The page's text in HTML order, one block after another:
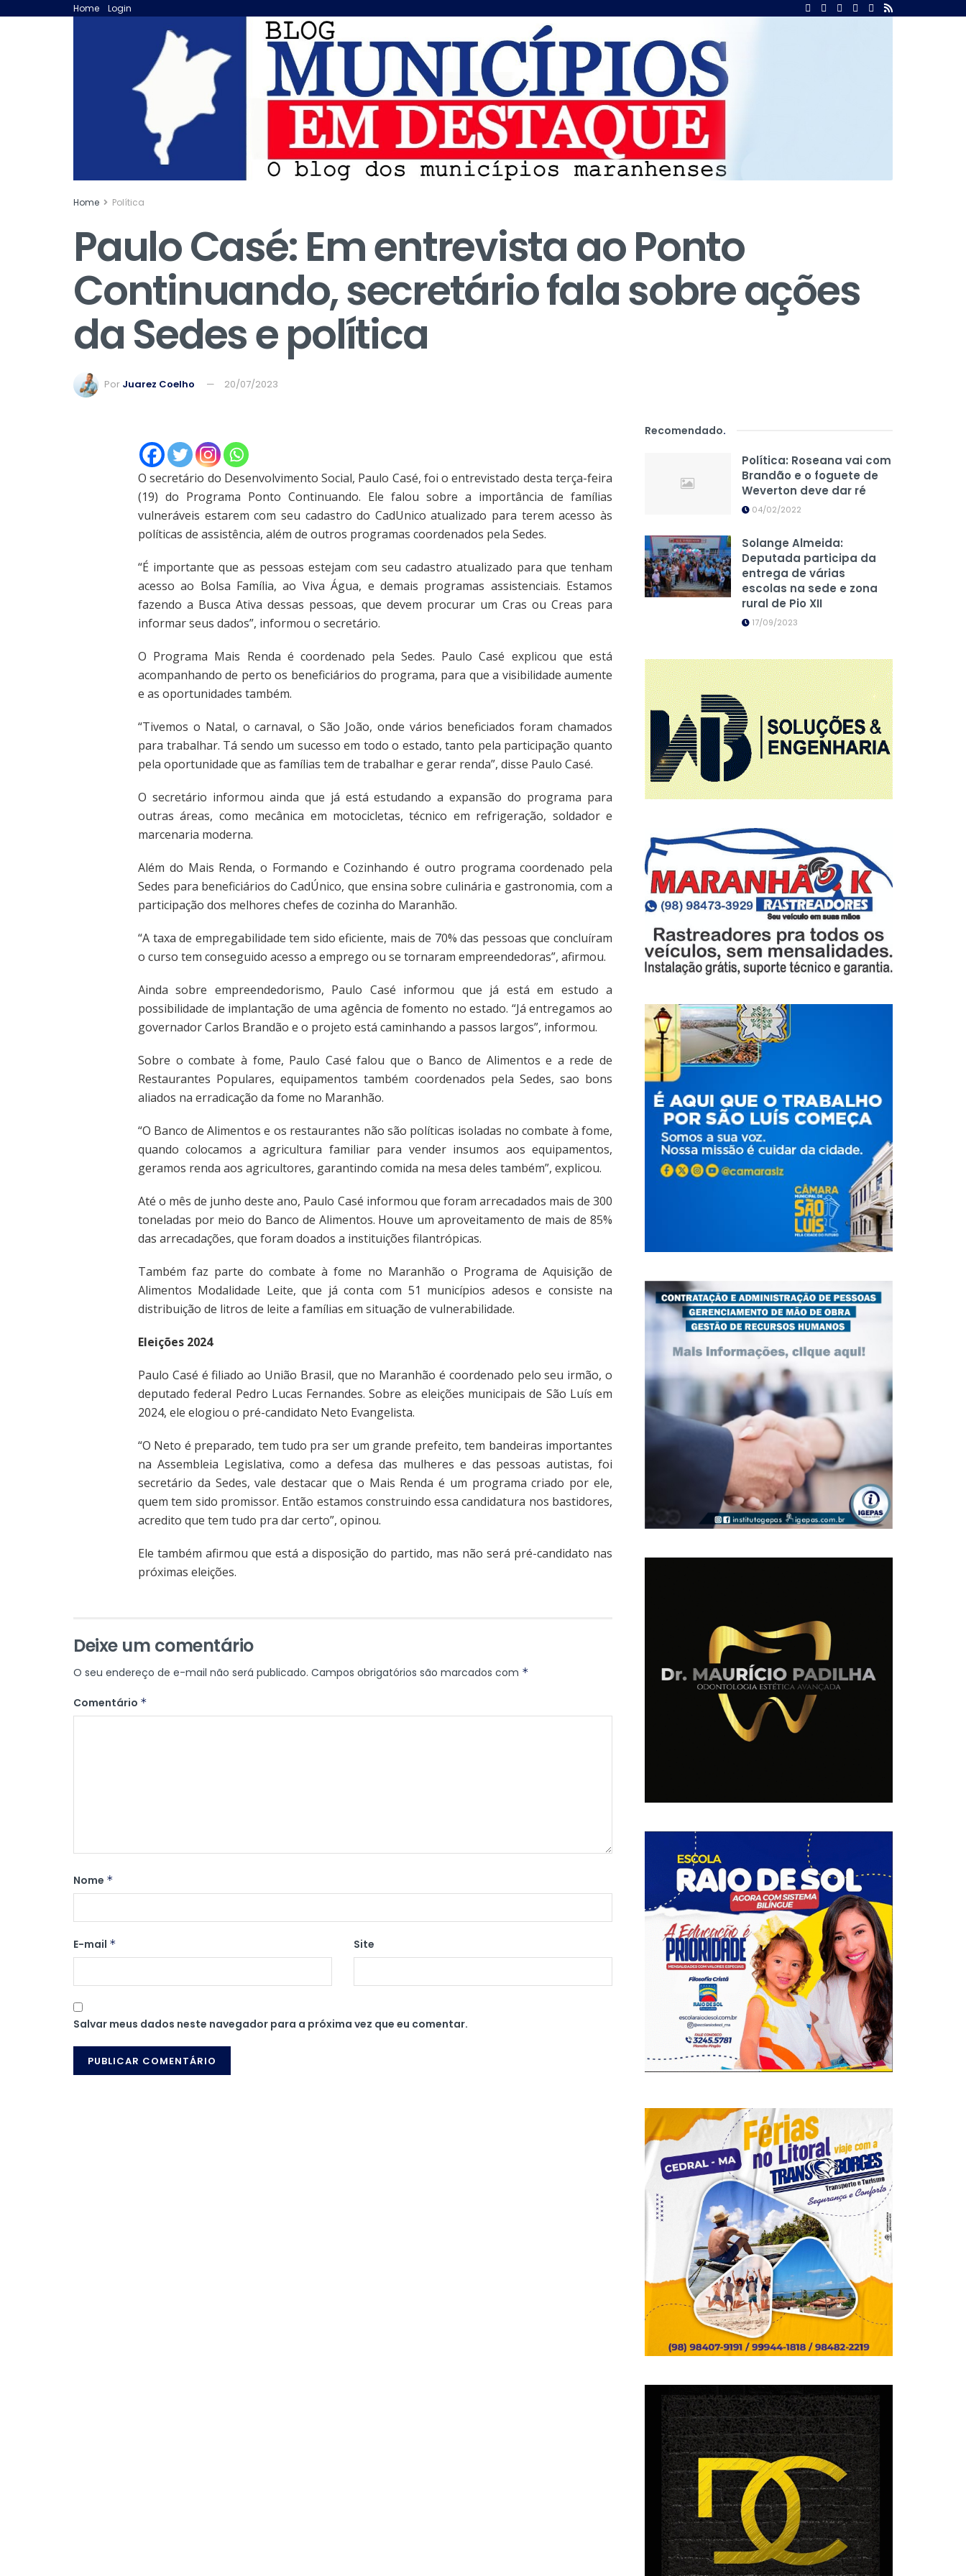
Home Login
Home Política
Paulo Casé: Em entrevista ao Ponto
Continuando, secretário fala sobre ações
da Sedes e política
Por Juarez Coelho 20/07/2023
O secretário do Desenvolvimento Social, Paulo Casé, foi o entrevistado desta terça-feira
(19) do Programa Ponto Continuando. Ele falou sobre a importância de famílias
vulneráveis estarem com seu cadastro do CadUnico atualizado para terem acesso às
políticas de assistência, além de outros programas coordenados pela Sedes.
“É importante que as pessoas estejam com seu cadastro atualizado para que tenham
acesso ao Bolsa Família, ao Viva Água, e demais programas assistenciais. Estamos
fazendo a Busca Ativa dessas pessoas, que devem procurar um Cras ou Creas para
informar seus dados”, informou o secretário.
O Programa Mais Renda é coordenado pela Sedes. Paulo Casé explicou que está
acompanhando de perto os beneficiários do programa, para que a visibilidade aumente
e as oportunidades também.
“Tivemos o Natal, o carnaval, o São João, onde vários beneficiados foram chamados
para trabalhar. Tá sendo um sucesso em todo o estado, tanto pela participação quanto
pela oportunidade que as famílias tem de trabalhar e gerar renda”, disse Paulo Casé.
O secretário informou ainda que já está estudando a expansão do programa para
outras áreas, como mecânica em motocicletas, técnico em refrigeração, soldador e
marcenaria moderna.
Além do Mais Renda, o Formando e Cozinhando é outro programa coordenado pela
Sedes para beneficiários do CadÚnico, que ensina sobre culinária e gastronomia, com a
participação dos melhores chefes de cozinha do Maranhão.
“A taxa de empregabilidade tem sido eficiente, mais de 70% das pessoas que concluíram
o curso tem conseguido acesso a emprego ou se tornaram empreendedoras”, afirmou.
Ainda sobre empreendedorismo, Paulo Casé informou que já está em estudo a
possibilidade de implantação de uma agência de fomento no estado. “Já entregamos ao
governador Carlos Brandão e o projeto está caminhando a passos largos”, informou.
Sobre o combate à fome, Paulo Casé falou que o Banco de Alimentos e a rede de
Restaurantes Populares, equipamentos também coordenados pela Sedes, sao bons
aliados na erradicação da fome no Maranhão.
“O Banco de Alimentos e os restaurantes não são políticas isoladas no combate à fome,
quando colocamos a agricultura familiar para vender insumos aos equipamentos,
geramos renda aos agricultores, garantindo comida na mesa deles também”, explicou.
Até o mês de junho deste ano, Paulo Casé informou que foram arrecadados mais de 300
toneladas por meio do Banco de Alimentos. Houve um aproveitamento de mais de 85%
das arrecadações, que foram doados a instituições filantrópicas.
Também faz parte do combate à fome no Maranhão o Programa de Aquisição de
Alimentos Modalidade Leite, que já conta com 51 municípios adesos e consiste na
distribuição de litros de leite a famílias em situação de vulnerabilidade.
Eleições 2024
Paulo Casé é filiado ao União Brasil, que no Maranhão é coordenado pelo seu irmão, o
deputado federal Pedro Lucas Fernandes. Sobre as eleições municipais de São Luís em
2024, ele elogiou o pré-candidato Neto Evangelista.
“O Neto é preparado, tem tudo pra ser um grande prefeito, tem bandeiras importantes
na Assembleia Legislativa, como a defesa das mulheres e das pessoas autistas, foi
secretário da Sedes, vale destacar que o Mais Renda é um programa criado por ele,
quem tem sido promissor. Então estamos construindo essa candidatura nos bastidores,
acredito que tem tudo pra dar certo”, opinou.
Ele também afirmou que está a disposição do partido, mas não será pré-candidato nas
próximas eleições.
Deixe um comentário
O seu endereço de e-mail não será publicado. Campos obrigatórios são marcados com *
Comentário *
Nome *
E-mail * Site
Salvar meus dados neste navegador para a próxima vez que eu comentar.
Recomendado.
Política: Roseana vai com
Brandão e o foguete de
Weverton deve dar ré
04/02/2022
Solange Almeida:
Deputada participa da
entrega de várias
escolas na sede e zona
rural de Pio XII
17/09/2023